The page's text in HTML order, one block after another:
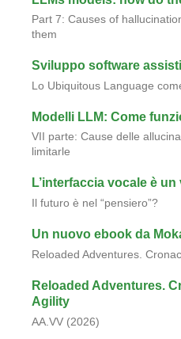
Part 7: Causes of
them
Sviluppo software
Lo Ubiquitous Language
Modelli LLM: Come
VII parte: Cause delle
limitarle
L’interfaccia vocale è
Il futuro è nel “pensiero”?
Un nuovo ebook da
Reloaded Adventures.
Reloaded Adventures.
Agility
AA.VV (2026)